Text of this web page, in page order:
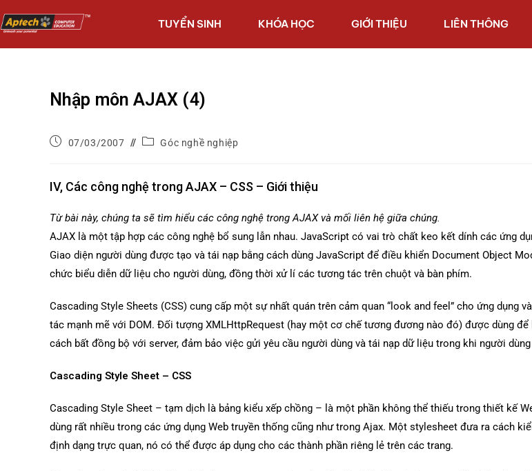
TUYỂN SINH KHÓA HỌC GIỚI THIỆU LIÊN THÔNG
Nhập môn AJAX (4)
07/03/2007 Góc nghề nghiệp
IV, Các công nghệ trong AJAX – CSS – Giới thiệu
Từ bài này, chúng ta sẽ tìm hiểu các công nghệ trong AJAX và mối liên hệ giữa chúng.
AJAX là một tập hợp các công nghệ bổ sung lẫn nhau. JavaScript có vai trò chất keo kết dính các ứng
Giao diện người dùng được tạo và tái nạp bằng cách dùng JavaScript để điều khiển Document Object
chức biểu diễn dữ liệu cho người dùng, đồng thời xử lí các tương tác trên chuột và bàn phím.
Cascading Style Sheets (CSS) cung cấp một sự nhất quán trên cảm quan “look and feel” cho ứng dụng
tác mạnh mẽ với DOM. Đối tượng XMLHttpRequest (hay một cơ chế tương đương nào đó) được dùng
cách bất đồng bộ với server, đảm bảo việc gửi yêu cầu người dùng và tái nạp dữ liệu trong khi người
Cascading Style Sheet – CSS
Cascading Style Sheet – tạm dịch là bảng kiểu xếp chồng – là một phần không thể thiếu trong thiết kế
dùng rất nhiều trong các ứng dụng Web truyền thống cũng như trong Ajax. Một stylesheet đưa ra cách
định dạng trực quan, nó có thể được áp dụng cho các thành phần riêng lẻ trên các trang.